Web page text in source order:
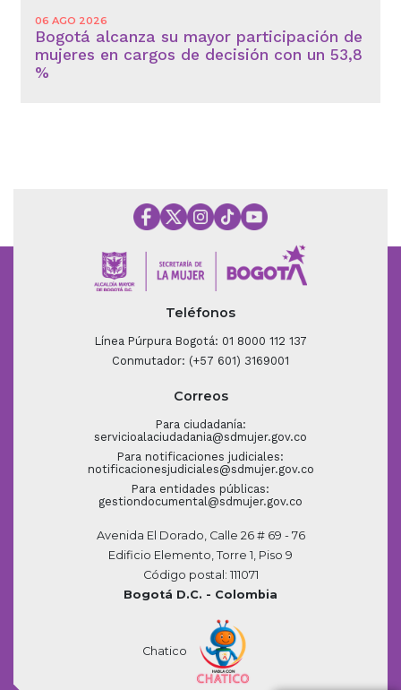
06 AGO 2026
Bogotá alcanza su mayor participación de
mujeres en cargos de decisión con un 53,8
%
Teléfonos
Línea Púrpura Bogotá: 01 8000 112 137
Conmutador: (+57 601) 3169001
Correos
Para ciudadanía:
servicioalaciudadania@sdmujer.gov.co
Para notificaciones judiciales:
notificacionesjudiciales@sdmujer.gov.co
Para entidades públicas:
gestiondocumental@sdmujer.gov.co
Avenida El Dorado, Calle 26 # 69 - 76
Edificio Elemento, Torre 1, Piso 9
Código postal: 111071
Bogotá D.C. - Colombia
Chatico